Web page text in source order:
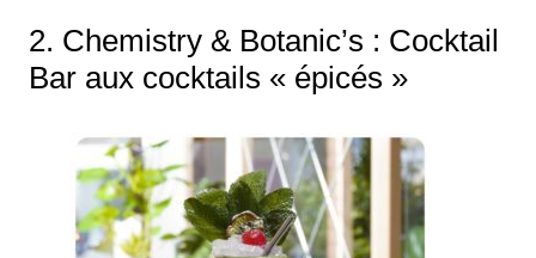
2. Chemistry & Botanic’s : Cocktail
Bar aux cocktails « épicés »